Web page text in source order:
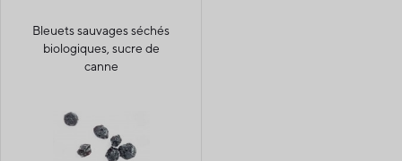
Bleuets sauvages séchés
biologiques, sucre de
canne